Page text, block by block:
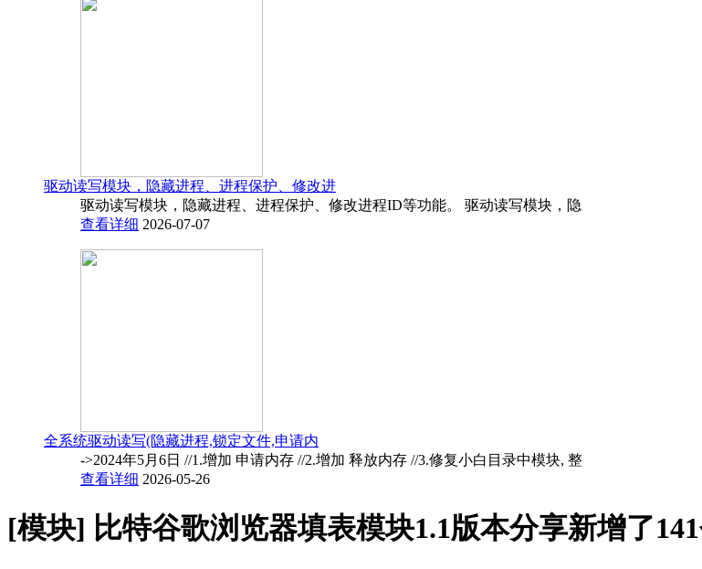
驱动读写模块，隐藏进程、进程保护、修改进
驱动读写模块，隐藏进程、进程保护、修改进程ID等功能。 驱动读写模块，隐
查看详细 2026-07-07
全系统驱动读写(隐藏进程,锁定文件,申请内
->2024年5月6日 //1.增加 申请内存 //2.增加 释放内存 //3.修复小白目录中模块, 整
查看详细 2026-05-26
[模块] 比特谷歌浏览器填表模块1.1版本分享新增了